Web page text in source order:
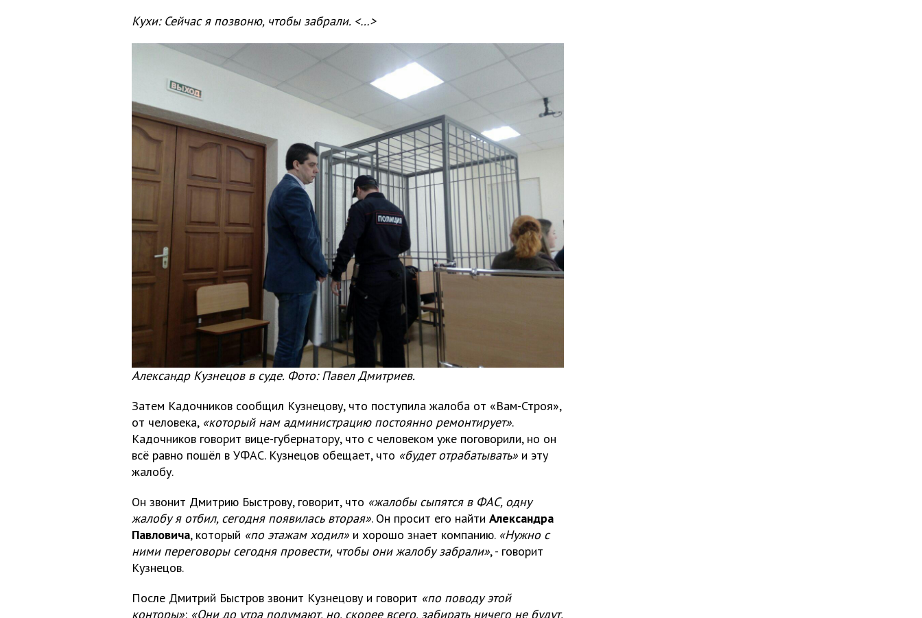
Кухи: Сейчас я позвоню, чтобы забрали. <…>
Александр Кузнецов в суде. Фото: Павел Дмитриев.
Затем Кадочников сообщил Кузнецову, что поступила жалоба от «Вам-Строя»,
от человека, «который нам администрацию постоянно ремонтирует».
Кадочников говорит вице-губернатору, что с человеком уже поговорили, но он
всё равно пошёл в УФАС. Кузнецов обещает, что «будет отрабатывать» и эту
жалобу.
Он звонит Дмитрию Быстрову, говорит, что «жалобы сыпятся в ФАС, одну
жалобу я отбил, сегодня появилась вторая». Он просит его найти Александра
Павловича, который «по этажам ходил» и хорошо знает компанию. «Нужно с
ними переговоры сегодня провести, чтобы они жалобу забрали», - говорит
Кузнецов.
После Дмитрий Быстров звонит Кузнецову и говорит «по поводу этой
конторы»: «Они до утра подумают, но, скорее всего, забирать ничего не будут.